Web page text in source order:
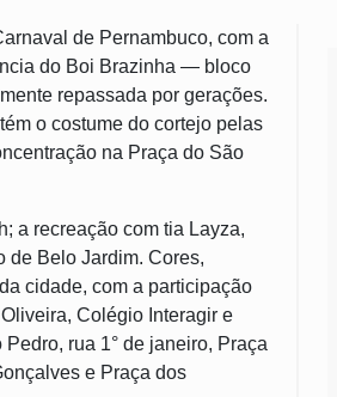
de Pernambuco, com a
do Boi Brazinha — bloco
repassada por gerações.
o costume do cortejo pelas
na Praça do São
a recreação com tia Layza,
de Belo Jardim. Cores,
cidade, com a participação
Colégio Interagir e
rua 1° de janeiro, Praça
e Praça dos